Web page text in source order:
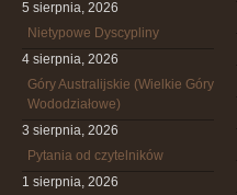
5 sierpnia, 2026
Nietypowe Dyscypliny
4 sierpnia, 2026
Góry Australijskie (Wielkie Góry
Wododziałowe)
3 sierpnia, 2026
Pytania od czytelników
1 sierpnia, 2026